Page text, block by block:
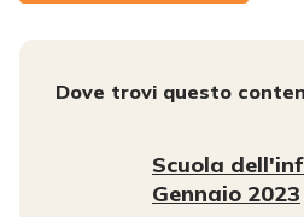
Dove trovi questo
Scuola
Gennaio 2023